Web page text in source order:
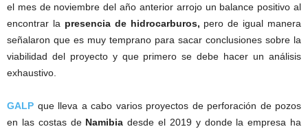
el mes de noviembre del año anterior arrojo un balance positivo al
encontrar la presencia de hidrocarburos, pero de igual manera
señalaron que es muy temprano para sacar conclusiones sobre la
viabilidad del proyecto y que primero se debe hacer un análisis
exhaustivo.
GALP que lleva a cabo varios proyectos de perforación de pozos
en las costas de Namibia desde el 2019 y donde la empresa ha